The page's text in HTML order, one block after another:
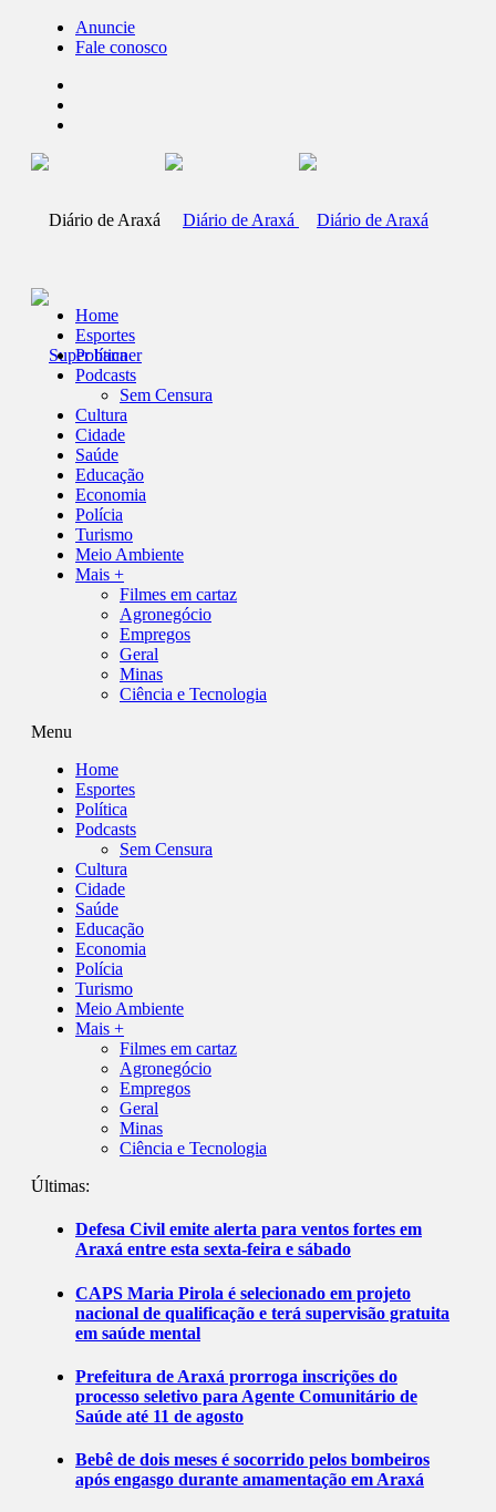
Anuncie
Fale conosco
Home
Esportes
Política
Podcasts
Sem Censura
Cultura
Cidade
Saúde
Educação
Economia
Polícia
Turismo
Meio Ambiente
Mais +
Filmes em cartaz
Agronegócio
Empregos
Geral
Minas
Ciência e Tecnologia
Menu
Home
Esportes
Política
Podcasts
Sem Censura
Cultura
Cidade
Saúde
Educação
Economia
Polícia
Turismo
Meio Ambiente
Mais +
Filmes em cartaz
Agronegócio
Empregos
Geral
Minas
Ciência e Tecnologia
Últimas:
Defesa Civil emite alerta para ventos fortes em
Araxá entre esta sexta-feira e sábado
CAPS Maria Pirola é selecionado em projeto
nacional de qualificação e terá supervisão gratuita
em saúde mental
Prefeitura de Araxá prorroga inscrições do
processo seletivo para Agente Comunitário de
Saúde até 11 de agosto
Bebê de dois meses é socorrido pelos bombeiros
após engasgo durante amamentação em Araxá